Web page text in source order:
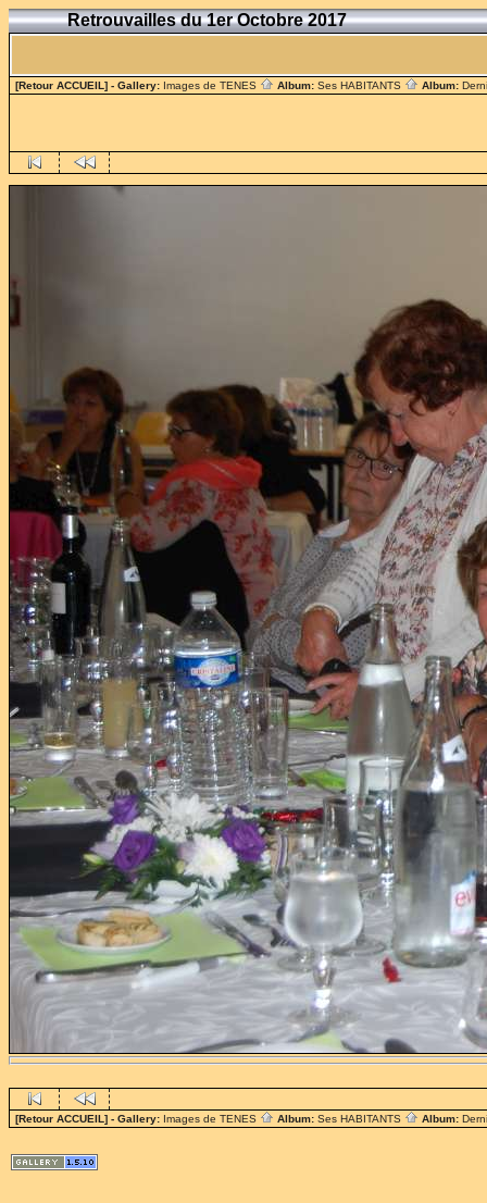
Retrouvailles du 1er Octobre 2017
[Retour ACCUEIL] - Gallery: Images de TENES Album: Ses HABITANTS Album:
[Retour ACCUEIL] - Gallery: Images de TENES Album: Ses HABITANTS Album: